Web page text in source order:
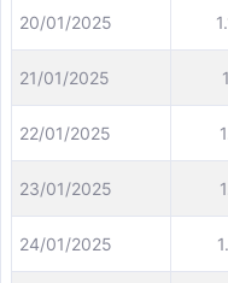
20/01/2025
21/01/2025
22/01/2025
23/01/2025
24/01/2025